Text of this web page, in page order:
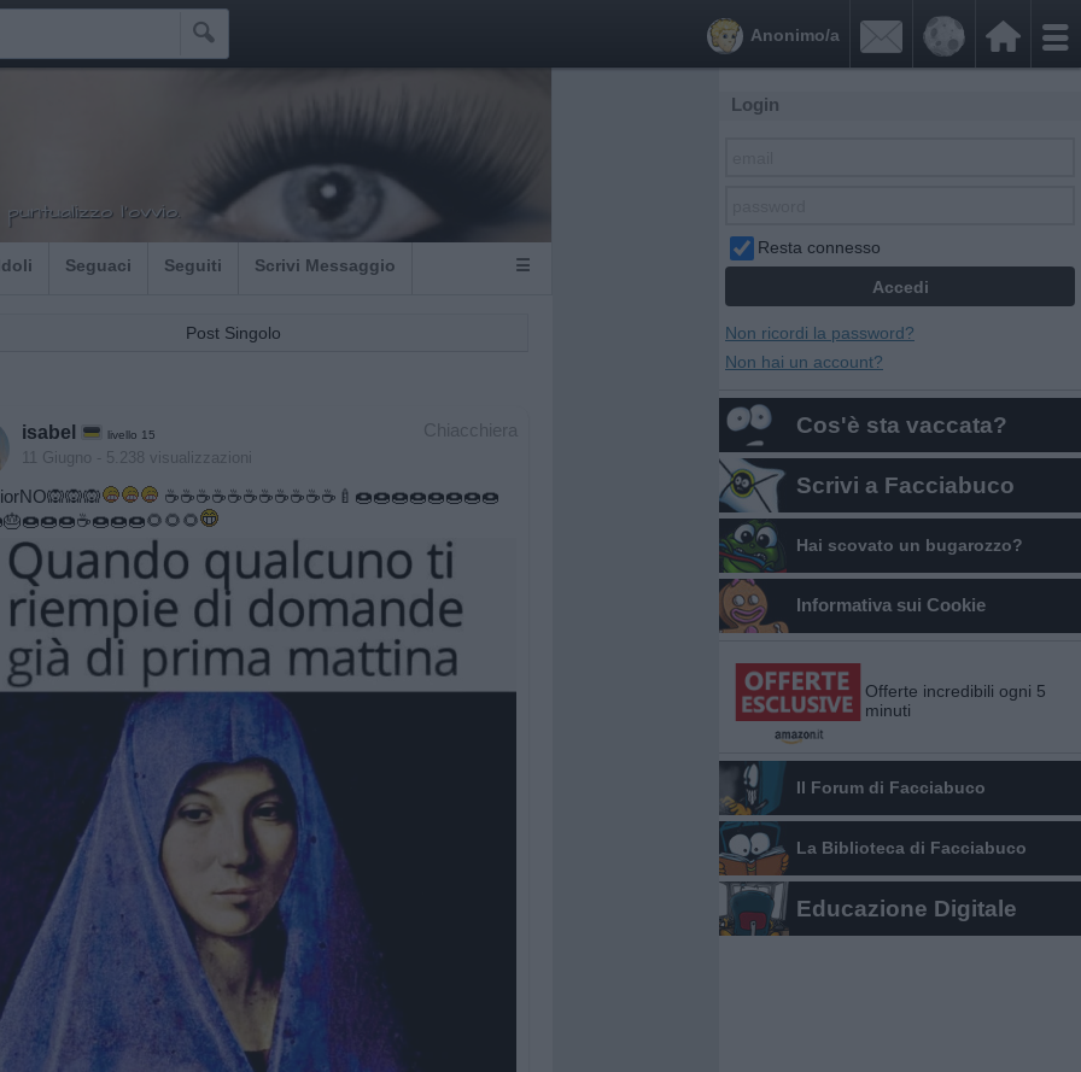
 

Anonimo/a
l'ovvio.
Seguaci Seguiti Scrivi Messaggio ☰
Post Singolo
Chiacchiera
isabel livello 15
11 Giugno - 5.238 visualizzazioni
☕️☕️☕️☕️☕️☕️☕️☕️☕️☕️☕️🍼🍩🍩🍩🍩🍩🍩🍩🍩
Login
Resta connesso
Non ricordi la password?
Non hai un account?
Cos'è sta vaccata?
Scrivi a Facciabuco
Hai scovato un bugarozzo?
Informativa sui Cookie
Offerte incredibili ogni 5
minuti
Il Forum di Facciabuco
La Biblioteca di Facciabuco
Educazione Digitale